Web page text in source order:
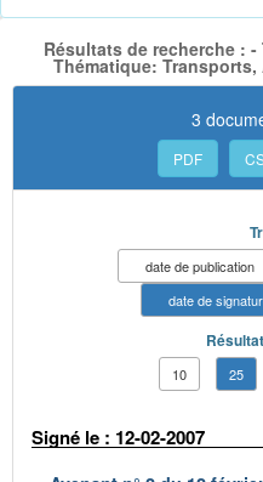
Résultats de recherche :
Thématique:
3
PDF
date de publication
date de
10 25
Signé le : 12-02-2007